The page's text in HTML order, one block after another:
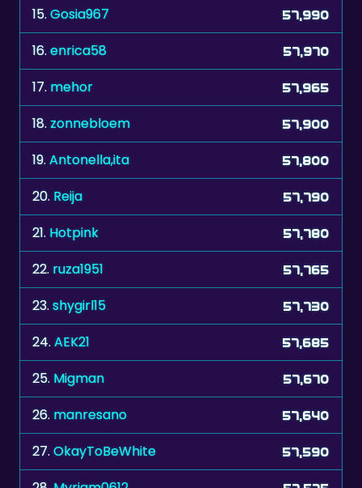
16. enrica58 57,970
17. mehor 57,965
18. zonnebloem 57,900
19. Antonella,ita 57,800
20.Reija 57,790
21. Hotpink 57,780
22.ruza1951 57,765
23. shygirl15 57,730
24.AEK21 57,685
25. Migman 57,670
26. manresano 57,640
27. OkayToBeWhite 57,590
28. Myriam0612 57,575
29. MookieJoe 57,540